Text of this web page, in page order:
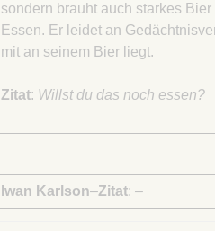
sondern brauht auch starkes
Essen. Er leidet an
mit an seinem Bier liegt.
Zitat: Willst du das noch essen?
Iwan Karlson–Zitat: –